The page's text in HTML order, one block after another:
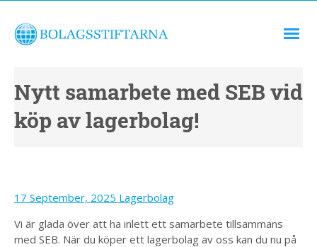
Nytt samarbete med SEB vid
köp av lagerbolag!
17 September, 2025 Lagerbolag
Vi är glada över att ha inlett ett samarbete tillsammans
med SEB. När du köper ett lagerbolag av oss kan du nu på